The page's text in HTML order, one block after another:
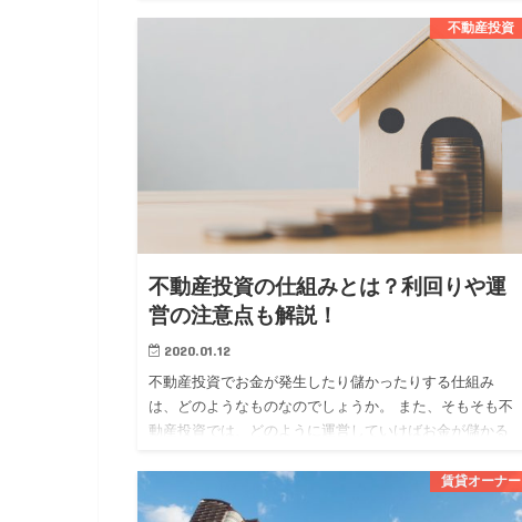
不動産投資
不動産投資の仕組みとは？利回りや運
営の注意点も解説！
2020.01.12
不動産投資でお金が発生したり儲かったりする仕組み
は、どのようなものなのでしょうか。 また、そもそも不
動産投資では、どのように運営していけばお金が儲かる
賃貸オーナー